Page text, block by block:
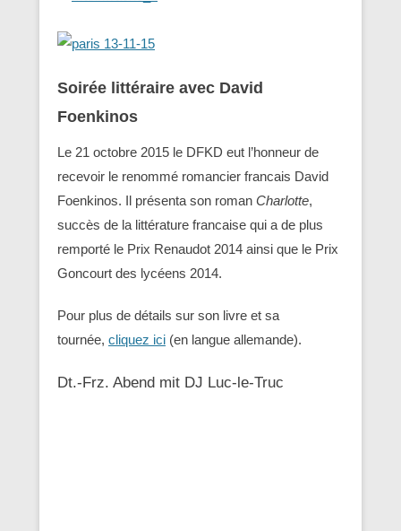
Soirée littéraire avec David
Foenkinos
Le 21 octobre 2015 le DFKD eut l’honneur de
recevoir le renommé romancier francais David
Foenkinos. Il présenta son roman Charlotte,
succès de la littérature francaise qui a de plus
remporté le Prix Renaudot 2014 ainsi que le Prix
Goncourt des lycéens 2014.
Pour plus de détails sur son livre et sa
tournée, cliquez ici (en langue allemande).
Dt.-Frz. Abend mit DJ Luc-le-Truc